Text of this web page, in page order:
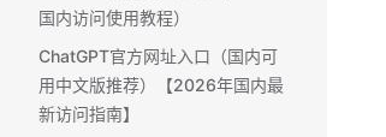
国内访问使用教程）
ChatGPT官方网址入口（国内可
用中文版推荐）【2026年国内最
新访问指南】